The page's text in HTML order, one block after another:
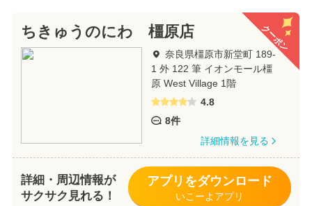
クーポン
ちきゅうのにわ 橿原店
奈良県橿原市新堂町 189-
1 外 122 筆 イオンモール橿
原 West Village 1階
4.8
8件
詳細情報を見る
詳細・周辺情報が
サクサク見れる！
アプリをダウンロード
いこーよアプリ